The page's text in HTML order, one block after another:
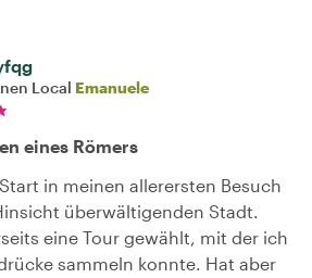
Local Emanuele
eines Römers
in meinen allerersten Besuch
überwältigenden Stadt.
eine Tour gewählt, mit der ich
sammeln konnte. Hat aber